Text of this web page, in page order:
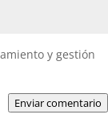
y gestión
Enviar comentario